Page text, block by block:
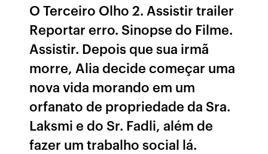
O Terceiro Olho 2. Assistir trailer
Reportar erro. Sinopse do Filme.
Assistir. Depois que sua irmã
morre, Alia decide começar uma
nova vida morando em um
orfanato de propriedade da Sra.
Laksmi e do Sr. Fadli, além de
fazer um trabalho social lá.